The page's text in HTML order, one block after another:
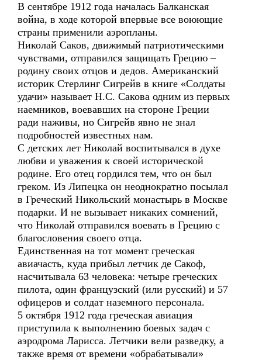
В сентябре 1912 года началась Балканская
война, в ходе которой впервые все воюющие
страны применили аэропланы.
Николай Саков, движимый патриотическими
чувствами, отправился защищать Грецию –
родину своих отцов и дедов. Американский
историк Стерлинг Сигрейв в книге «Солдаты
удачи» называет Н.С. Сакова одним из первых
наемников, воевавших на стороне Греции
ради наживы, но Сигрейв явно не знал
подробностей известных нам.
С детских лет Николай воспитывался в духе
любви и уважения к своей исторической
родине. Его отец гордился тем, что он был
греком. Из Липецка он неоднократно посылал
в Греческий Никольский монастырь в Москве
подарки. И не вызывает никаких сомнений,
что Николай отправился воевать в Грецию с
благословения своего отца.
Единственная на тот момент греческая
авиачасть, куда прибыл летчик де Сакоф,
насчитывала 63 человека: четыре греческих
пилота, один французский (или русский) и 57
офицеров и солдат наземного персонала.
5 октября 1912 года греческая авиация
приступила к выполнению боевых задач с
аэродрома Ларисса. Летчики вели разведку, а
также время от времени «обрабатывали»